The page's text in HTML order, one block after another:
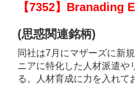
【7352】 Branading
(思惑関連銘柄)
同社は7月にマザーズに新
ニアに特化した人材派遣や
る。人材育成に力を入れて